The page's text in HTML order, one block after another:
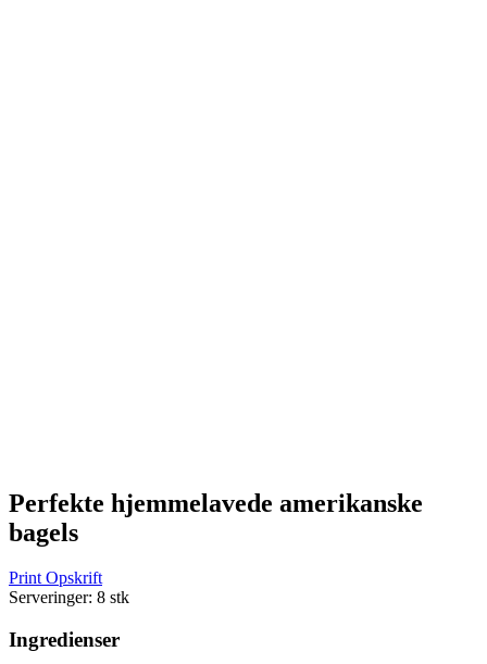
Perfekte hjemmelavede amerikanske
bagels
Print Opskrift
Serveringer: 8 stk
Ingredienser